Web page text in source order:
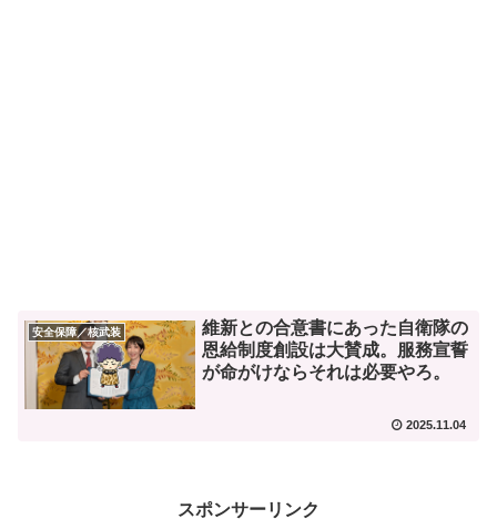
安全保障／核武装
維新との合意書にあった自衛隊の
恩給制度創設は大賛成。服務宣誓
が命がけならそれは必要やろ。
2025.11.04
スポンサーリンク